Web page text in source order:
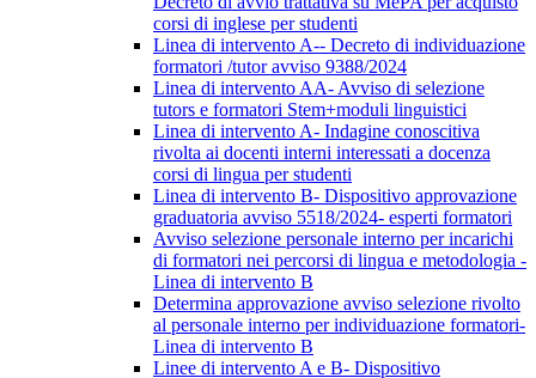
corsi di inglese per studenti
Linea di intervento A-- Decreto di individuazione
formatori /tutor avviso 9388/2024
Linea di intervento AA- Avviso di selezione
tutors e formatori Stem+moduli linguistici
Linea di intervento A- Indagine conoscitiva
rivolta ai docenti interni interessati a docenza
corsi di lingua per studenti
Linea di intervento B- Dispositivo approvazione
graduatoria avviso 5518/2024- esperti formatori
Avviso selezione personale interno per incarichi
di formatori nei percorsi di lingua e metodologia -
Linea di intervento B
Determina approvazione avviso selezione rivolto
al personale interno per individuazione formatori-
Linea di intervento B
Linee di intervento A e B- Dispositivo